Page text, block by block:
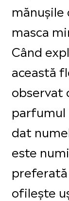
masca
Când
această
observat
parfumul
dat
este
preferată
ofilește